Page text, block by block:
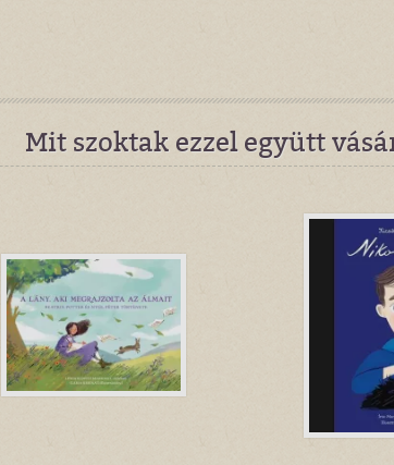
Mit szoktak ezzel együtt